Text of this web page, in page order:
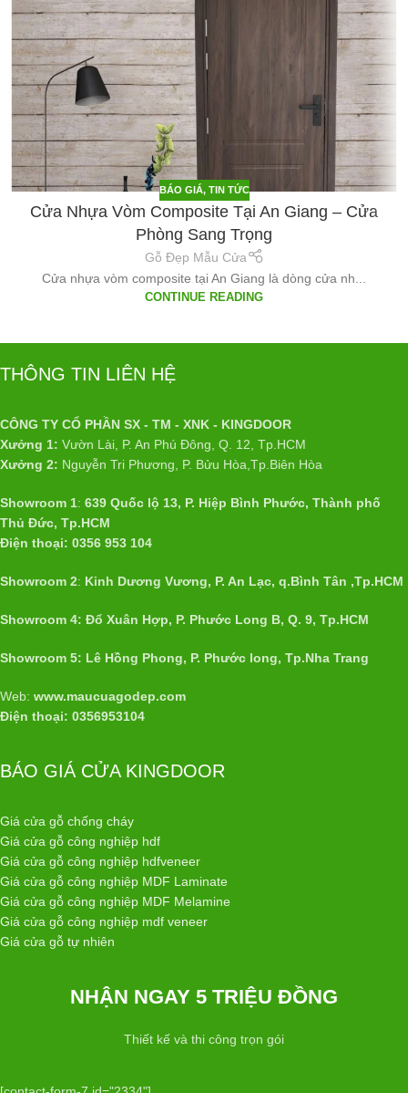
BÁO GIÁ, TIN TỨC
Cửa Nhựa Vòm Composite Tại An Giang – Cửa
Phòng Sang Trọng
Gỗ Đẹp Mẫu Cửa
Cửa nhựa vòm composite tại An Giang là dòng cửa nh...
CONTINUE READING
THÔNG TIN LIÊN HỆ
CÔNG TY CỔ PHẦN SX - TM - XNK - KINGDOOR
Xưởng 1: Vườn Lài, P. An Phú Đông, Q. 12, Tp.HCM
Xưởng 2: Nguyễn Tri Phương, P. Bửu Hòa,Tp.Biên Hòa
Showroom 1: 639 Quốc lộ 13, P. Hiệp Bình Phước, Thành phố
Thủ Đức, Tp.HCM
Điện thoại: 0356 953 104
Showroom 2: Kinh Dương Vương, P. An Lạc, q.Bình Tân ,Tp.HCM
Showroom 4: Đổ Xuân Hợp, P. Phước Long B, Q. 9, Tp.HCM
Showroom 5: Lê Hồng Phong, P. Phước long, Tp.Nha Trang
Web: www.maucuagodep.com
Điện thoại: 0356953104
BÁO GIÁ CỬA KINGDOOR
Giá cửa gỗ chống cháy
Giá cửa gỗ công nghiệp hdf
Giá cửa gỗ công nghiệp hdfveneer
Giá cửa gỗ công nghiệp MDF Laminate
Giá cửa gỗ công nghiệp MDF Melamine
Giá cửa gỗ công nghiệp mdf veneer
Giá cửa gỗ tự nhiên
NHẬN NGAY 5 TRIỆU ĐỒNG
Thiết kế và thi công trọn gói